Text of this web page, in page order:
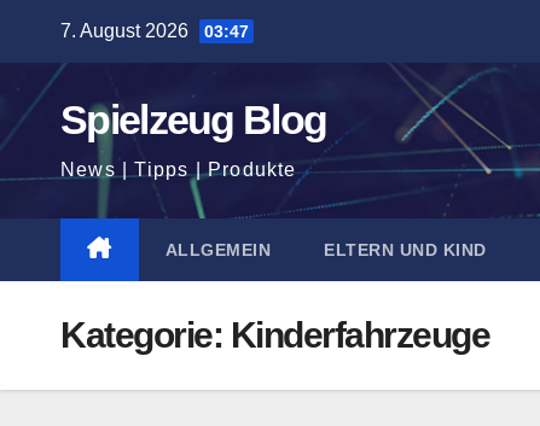
springen
7. August 2026 03:47
Spielzeug Blog
News | Tipps | Produkte
ALLGEMEIN ELTERN UND KIND
Kategorie: Kinderfahrzeuge